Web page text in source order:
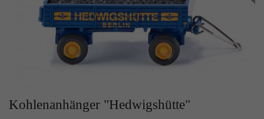
Kohlenanhänger "Hedwigshütte"